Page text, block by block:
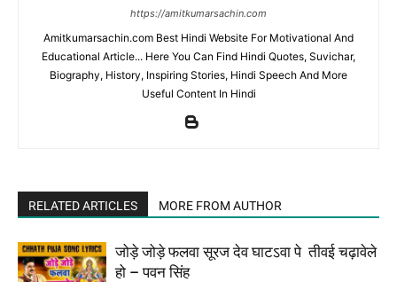
https://amitkumarsachin.com
Amitkumarsachin.com Best Hindi Website For Motivational And
Educational Article... Here You Can Find Hindi Quotes, Suvichar,
Biography, History, Inspiring Stories, Hindi Speech And More
Useful Content In Hindi
RELATED ARTICLES MORE FROM AUTHOR
जोड़े जोड़े फलवा सूरज देव घाटऽवा पे तीवई चढ़ावेले
हो – पवन सिंह